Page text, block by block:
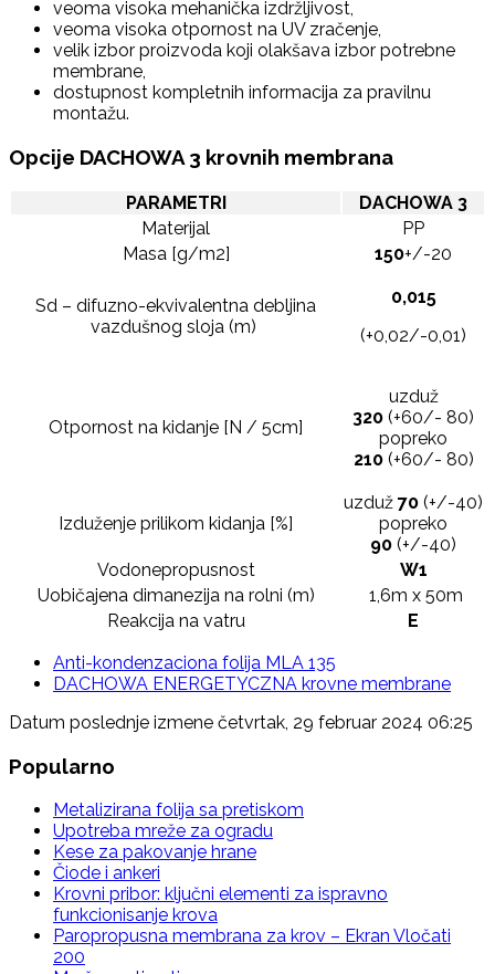
veoma visoka mehanička izdržljivost,
veoma visoka otpornost na UV zračenje,
velik izbor proizvoda koji olakšava izbor potrebne
membrane,
dostupnost kompletnih informacija za pravilnu
montažu.
Opcije DACHOWA 3 krovnih membrana
PARAMETRI
DACHOWA 3
Materijal
PP
Masa [g/m2]
150+/-20
Sd – difuzno-ekvivalentna debljina
vazdušnog sloja (m)
0,015
(+0,02/-0,01)
Otpornost na kidanje [N / 5cm]
uzduž
320 (+60/- 80)
popreko
210 (+60/- 80)
Izduženje prilikom kidanja [%]
uzduž 70 (+/-40)
popreko
90 (+/-40)
Vodonepropusnost
W1
Uobičajena dimanezija na rolni (m)
1,6m x 50m
Reakcija na vatru
E
Anti-kondenzaciona folija MLA 135
DACHOWA ENERGETYCZNA krovne membrane
Datum poslednje izmene četvrtak, 29 februar 2024 06:25
Popularno
Metalizirana folija sa pretiskom
Upotreba mreže za ogradu
Kese za pakovanje hrane
Čiode i ankeri
Krovni pribor: ključni elementi za ispravno
funkcionisanje krova
Paropropusna membrana za krov – Ekran Vločati
200